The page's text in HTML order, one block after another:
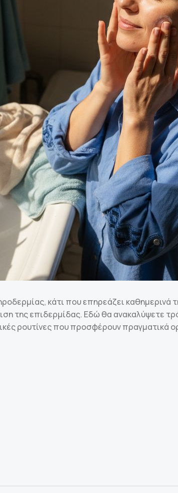
κάτι που επηρεάζει
της επιδερμίδας. Εδώ θα ανακαλύψετε
ρουτίνες που προσφέρουν πραγματικά